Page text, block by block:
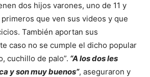
dos hijos varones, uno de 11 y
que ven sus videos y que
También aportan sus
caso no se cumple el dicho popular
cuchillo de palo”. “A los dos les
y son muy buenos”, aseguraron y